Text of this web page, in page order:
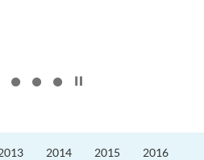
2014 2015 2016